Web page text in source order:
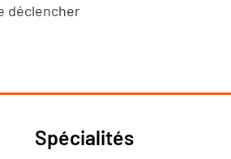
déclencher
Spécialités